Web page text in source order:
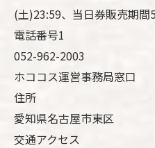
(土)23:59、当日券販売期
電話番号1
052-962-2003
ホココス運営事務局窓口
住所
愛知県名古屋市東区
交通アクセス